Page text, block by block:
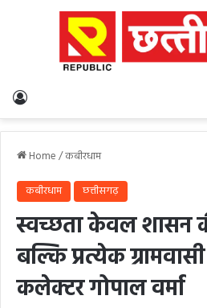
Home/कबीरधाम
कबीरधाम छत्तीसगढ़
स्वच्छता केवल शासन
बल्कि प्रत्येक
कलेक्टर गोपाल वर्मा